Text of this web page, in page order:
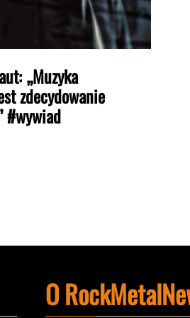
„Muzyka
zdecydowanie
#wywiad
O